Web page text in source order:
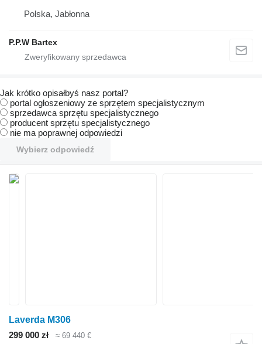
Polska, Jabłonna
P.P.W Bartex
Jak krótko opisałbyś nasz portal?
portal ogłoszeniowy ze sprzętem specjalistycznym
sprzedawca sprzętu specjalistycznego
producent sprzętu specjalistycznego
nie ma poprawnej odpowiedzi
Wybierz odpowiedź
Laverda M306
299 000 zł
≈ 69 440 €